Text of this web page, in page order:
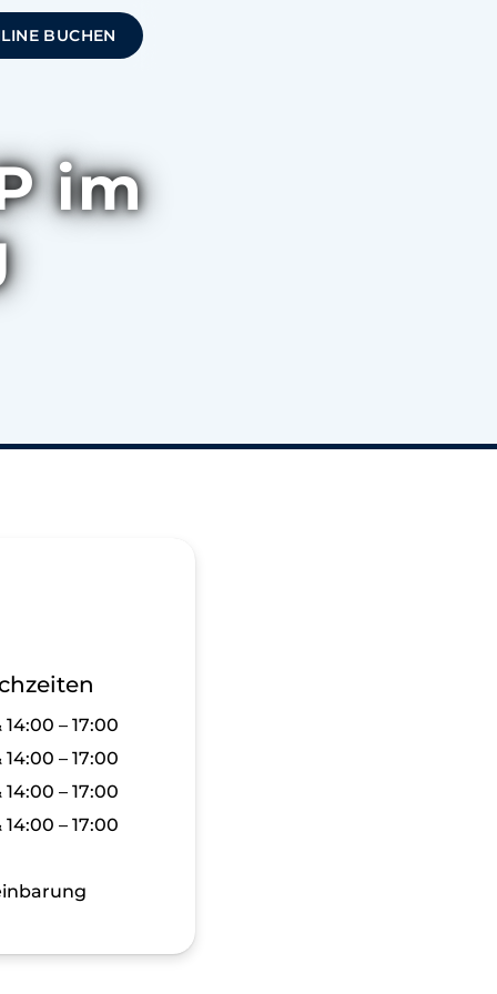
BUCHEN
im
– 17:00
– 17:00
– 17:00
– 17:00